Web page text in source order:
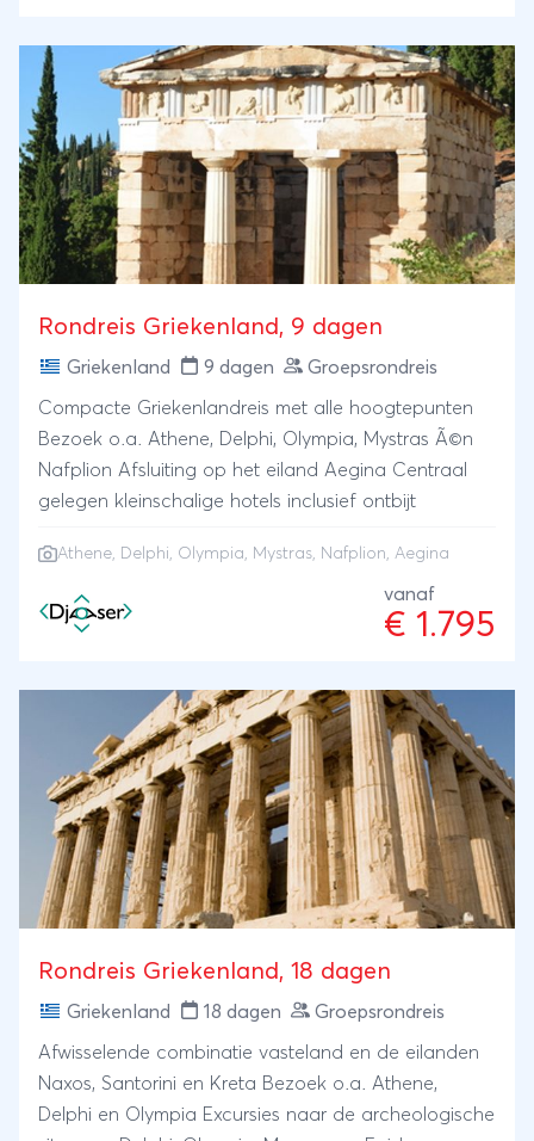
Rondreis Griekenland, 9 dagen
Griekenland 9 dagen Groepsrondreis
Compacte Griekenlandreis met alle hoogtepunten
Bezoek o.a. Athene, Delphi, Olympia, Mystras Ã©n
Nafplion Afsluiting op het eiland Aegina Centraal
gelegen kleinschalige hotels inclusief ontbijt
Athene, Delphi, Olympia, Mystras, Nafplion, Aegina
vanaf
€ 1.795
Rondreis Griekenland, 18 dagen
Griekenland 18 dagen Groepsrondreis
Afwisselende combinatie vasteland en de eilanden
Naxos, Santorini en Kreta Bezoek o.a. Athene,
Delphi en Olympia Excursies naar de archeologische